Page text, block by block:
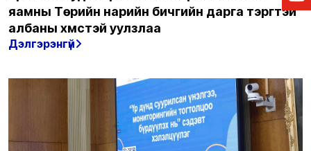
яамны Төрийн нарийн бичгийн дарга тэргүүтэй
албаны хүмүүстэй уулзлаа
Дэлгэрэнгүй